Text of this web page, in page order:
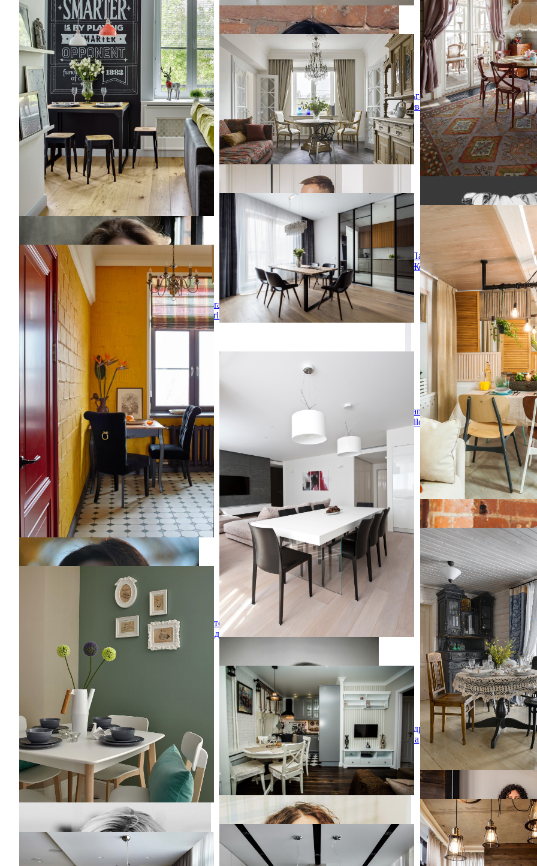
Ольга
Клевакина
Vera
Tarlovskaya
Квартира на Арбате. Москва
Стильный дизайн: отдельная столовая в
классическом стиле с белыми стенами и
темным паркетным полом без камина -
последний тренд
Квартира на Арбате. Москва
Павел
Железнов
Межкомнатная раздвижная перегородка
raumplus
На фото: отдельная столовая в
современном стиле с паркетным полом
среднего тона, коричневым полом и
белыми стенами с
Межкомнатная раздвижная перегородка raumplus
Daniil
Milogradskiy
Дом в Крюково
Пример оригинального
скандинавском стиле
Дом в Крюково
Путешествие в Индокитай
На фото: кухня-столовая среднего размера
в стиле фьюжн с желтыми стенами без
камина
Путешествие в Индокитай
Екатерина
Владимирова
Квартира 130м2 на Можайском шоссе
На фото: гостиная-столовая в современном
стиле с белыми стенами и светлым
паркетным полом без камина
Квартира 130м2 на Можайском шоссе
Александра
Федорова
Дача, Подмосковье
Источник вдохновения
уюта: столовая в стиле
паркетным полом
Дача, Подмосковье
Идея дизайна: столовая в скандинавском
стиле с зелеными стенами
Двухкомнатная квартира, прованс
На фото: столовая в классическом стиле с
белыми стенами и темным паркетным
полом без камина с
Двухкомнатная квартира, прованс
портфолио
На фото: столовая в стиле
портфолио
Shades of blue
Shades of blue
Квартира 170м2 в жилом комплексе
Квартира 170м2 в жилом комплексе «Доминанта»